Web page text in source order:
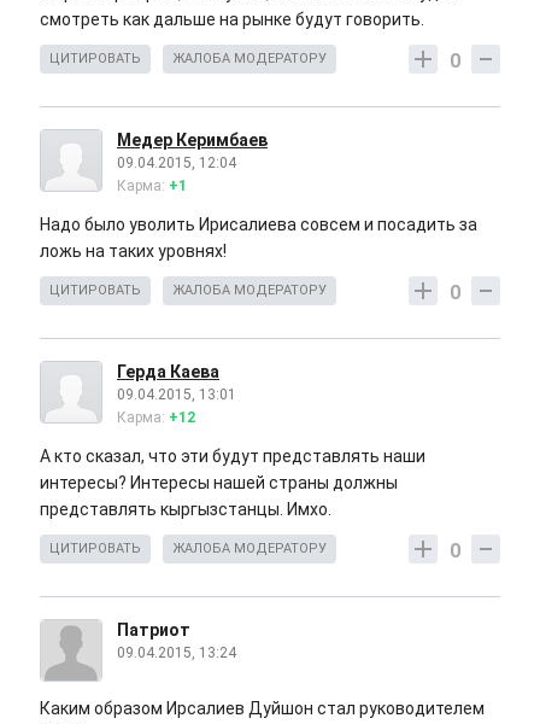
смотреть как дальше на рынке будут говорить.
0
ЦИТИРОВАТЬ ЖАЛОБА МОДЕРАТОРУ
Медер Керимбаев
09.04.2015, 12:04
Карма: +1
Надо было уволить Ирисалиева совсем и посадить за
ложь на таких уровнях!
0
ЦИТИРОВАТЬ ЖАЛОБА МОДЕРАТОРУ
Герда Каева
09.04.2015, 13:01
Карма: +12
А кто сказал, что эти будут представлять наши
интересы? Интересы нашей страны должны
представлять кыргызстанцы. Имхо.
0
ЦИТИРОВАТЬ ЖАЛОБА МОДЕРАТОРУ
Патриот
09.04.2015, 13:24
Каким образом Ирсалиев Дуйшон стал руководителем